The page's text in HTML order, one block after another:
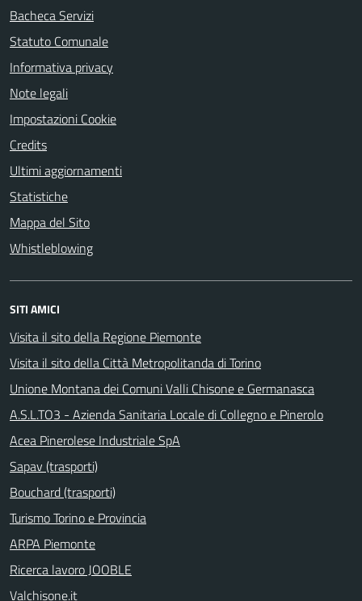
Bacheca Servizi
Statuto Comunale
Informativa privacy
Note legali
Impostazioni Cookie
Credits
Ultimi aggiornamenti
Statistiche
Mappa del Sito
Whistleblowing
SITI AMICI
Visita il sito della Regione Piemonte
Visita il sito della Città Metropolitanda di Torino
Unione Montana dei Comuni Valli Chisone e Germanasca
A.S.L.TO3 - Azienda Sanitaria Locale di Collegno e Pinerolo
Acea Pinerolese Industriale SpA
Sapav (trasporti)
Bouchard (trasporti)
Turismo Torino e Provincia
ARPA Piemonte
Ricerca lavoro JOOBLE
Valchisone.it